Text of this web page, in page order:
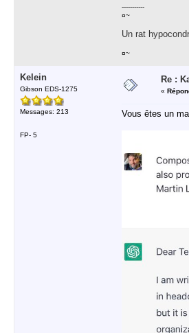
-----------
¤~
Un rat
¤~
Kelein
Gibson EDS-1275
Messages: 213
FP- 5
Re :
«
Vous êtes un